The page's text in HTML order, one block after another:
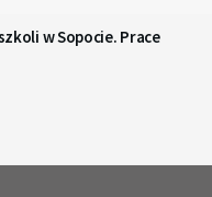
w Sopocie. Prace